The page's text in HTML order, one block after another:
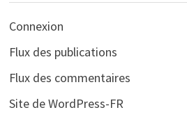
Connexion
Flux des publications
Flux des commentaires
Site de WordPress-FR